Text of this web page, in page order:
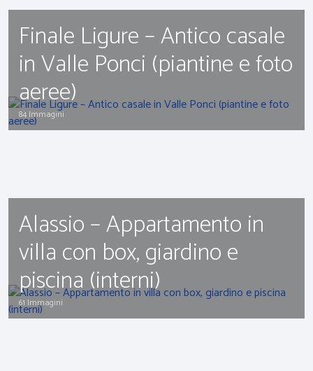
Finale Ligure – Antico casale
in Valle Ponci (piantine e foto
aeree)
84 Immagini
Alassio – Appartamento in
villa con box, giardino e
piscina (interni)
61 Immagini